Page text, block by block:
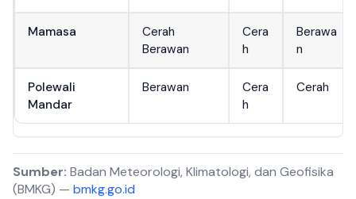
Mamasa
Cerah
Berawan
Cera
h
Berawa
n
Polewali
Mandar
Berawan
Cera
h
Cerah
Sumber: Badan Meteorologi, Klimatologi, dan Geofisika
(BMKG) — bmkg.go.id